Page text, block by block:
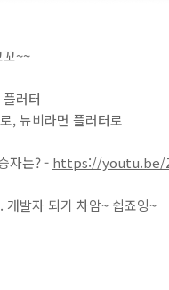
~~
러터
, 뉴비라면 플러터로
자는? - https://youtu.be/
개발자 되기 차암~ 쉽죠잉~